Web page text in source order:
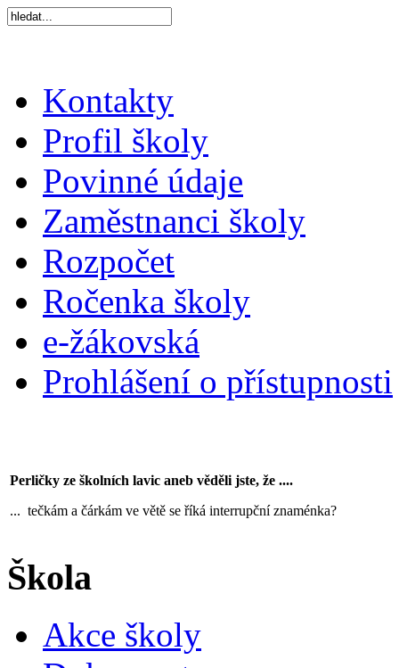
Kontakty
Profil školy
Povinné údaje
Zaměstnanci školy
Rozpočet
Ročenka školy
e-žákovská
Prohlášení o přístupnosti
Perličky ze školních lavic aneb věděli jste, že ....
... tečkám a čárkám ve větě se říká interrupční znaménka?
Škola
Akce školy